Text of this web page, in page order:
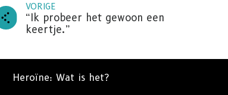
VORIGE
“Ik probeer het gewoon een
keertje.”
Heroïne: Wat is het?
Abonneer je op De Feiten over
nieuws en updates in je inbox.